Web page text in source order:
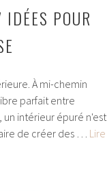
POUR
À mi-chemin
parfait entre
intérieur épuré n'est
de créer des … Lire